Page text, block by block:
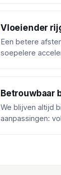
Vloeiender
Een betere
soepelere
Betrouwbaar
We blijven altijd
aanpassingen: